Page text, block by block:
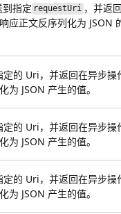
指定 requestUri ，并返
应正文反序列化为 JSON
定的 Uri，并返回在异步操
为 JSON 产生的值。
定的 Uri，并返回在异步操
为 JSON 产生的值。
定的 Uri，并返回在异步操
为 JSON 产生的值。